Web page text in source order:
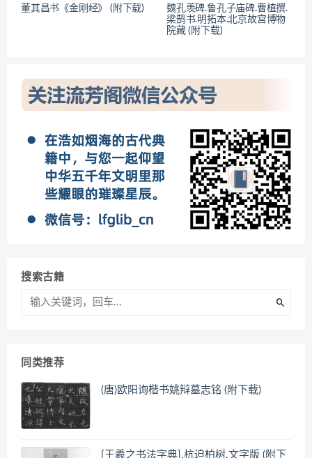
董其昌书《金刚经》 (附下载)
魏孔羡碑.鲁孔子庙碑.曹植撰.
梁鹄书.明拓本.北京故宫博物
院藏 (附下载)
搜索古籍
同类推荐
(唐)欧阳询楷书姚辩墓志铭 (附下载)
[王羲之书法字典].杭迫柏树.文字版 (附下